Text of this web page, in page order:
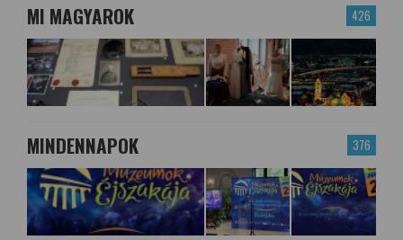
426
MI MAGYAROK
376
MINDENNAPOK